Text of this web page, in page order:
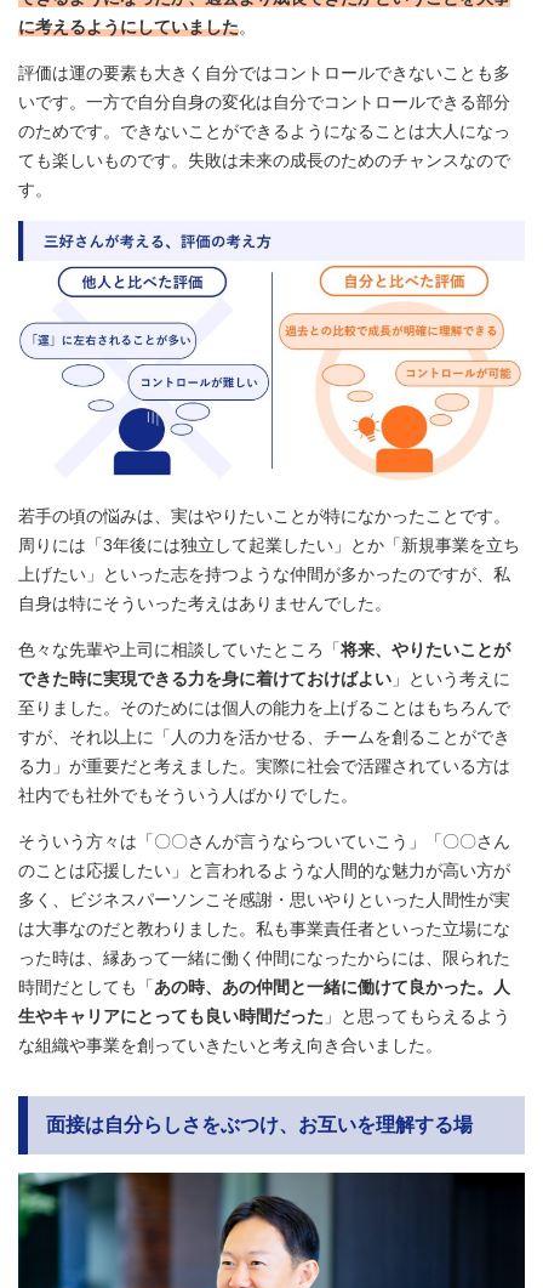
に考えるようにしていました。
評価は運の要素も大きく自分ではコントロールできないことも多
いです。一方で自分自身の変化は自分でコントロールできる部分
のためです。できないことができるようになることは大人になっ
ても楽しいものです。失敗は未来の成長のためのチャンスなので
す。
若手の頃の悩みは、実はやりたいことが特になかったことです。
周りには「3年後には独立して起業したい」とか「新規事業を立ち
上げたい」といった志を持つような仲間が多かったのですが、私
自身は特にそういった考えはありませんでした。
色々な先輩や上司に相談していたところ「将来、やりたいことが
できた時に実現できる力を身に着けておけばよい 」という考えに
至りました。そのためには個人の能力を上げることはもちろんで
すが、それ以上に「人の力を活かせる、チームを創ることができ
る力」が重要だと考えました。実際に社会で活躍されている方は
社内でも社外でもそういう人ばかりでした。
そういう方々は「〇〇さんが言うならついていこう」「〇〇さん
のことは応援したい」と言われるような人間的な魅力が高い方が
多く、ビジネスパーソンこそ感謝・思いやりといった人間性が実
は大事なのだと教わりました。私も事業責任者といった立場にな
った時は、縁あって一緒に働く仲間になったからには、限られた
時間だとしても「あの時、あの仲間と一緒に働けて良かった。人
生やキャリアにとっても良い時間だった 」と思ってもらえるよう
な組織や事業を創っていきたいと考え向き合いました。
面接は自分らしさをぶつけ、お互いを理解する場